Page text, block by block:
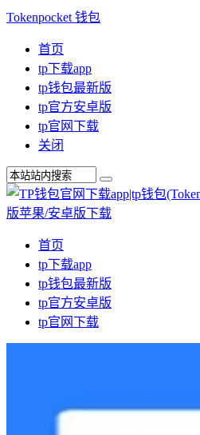
Tokenpocket 钱包
首页
tp下载app
tp钱包最新版
tp官方安卓版
tp官网下载
关闭
首页
tp下载app
tp钱包最新版
tp官方安卓版
tp官网下载